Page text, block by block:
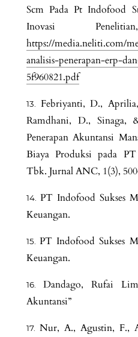
Scm Pada Pt Indofood
Inovasi
https://media.neliti.com/
analisis-penerapan-erp-
5f960821.pdf
Febriyanti, D.,
Ramdhani, D., Sinaga,
Penerapan Akuntansi
Biaya Produksi pada
Tbk. Jurnal ANC, 1(3),
PT Indofood Sukses
Keuangan.
PT Indofood Sukses
Keuangan.
Dandago, Rufai
Akuntansi”
Nur, A., Agustin, F.,